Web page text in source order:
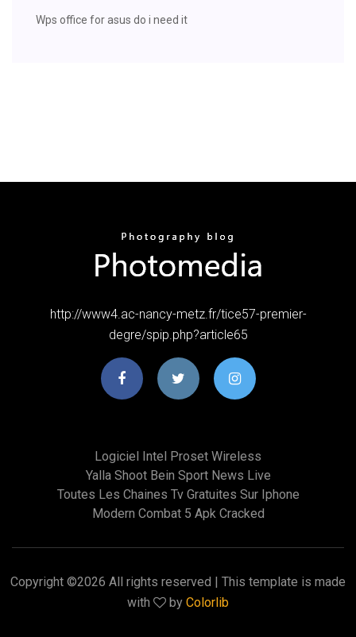
Wps office for asus do i need it
http://www4.ac-nancy-metz.fr/tice57-premier-
degre/spip.php?article65
Logiciel Intel Proset Wireless
Yalla Shoot Bein Sport News Live
Toutes Les Chaines Tv Gratuites Sur Iphone
Modern Combat 5 Apk Cracked
Copyright ©2026 All rights reserved | This template is made
with
by Colorlib